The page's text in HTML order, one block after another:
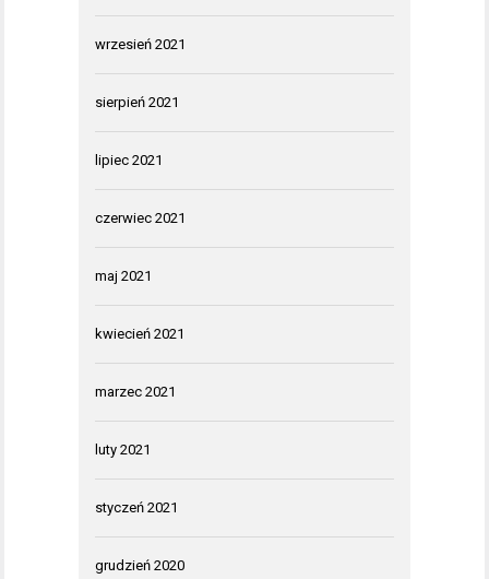
wrzesień 2021
sierpień 2021
lipiec 2021
czerwiec 2021
maj 2021
kwiecień 2021
marzec 2021
luty 2021
styczeń 2021
grudzień 2020